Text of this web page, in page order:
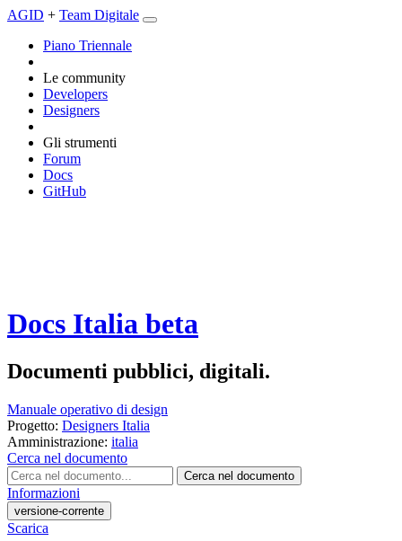
AGID + Team Digitale
Piano Triennale
Le community
Developers
Designers
Gli strumenti
Forum
Docs
GitHub
Docs Italia beta
Documenti pubblici, digitali.
Manuale operativo di design
Progetto: Designers Italia
Amministrazione: italia
Cerca nel documento
Cerca nel documento
Informazioni
versione-corrente
Scarica